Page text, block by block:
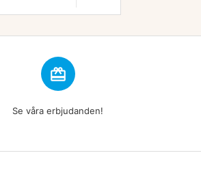
redeem
Se våra erbjudanden!